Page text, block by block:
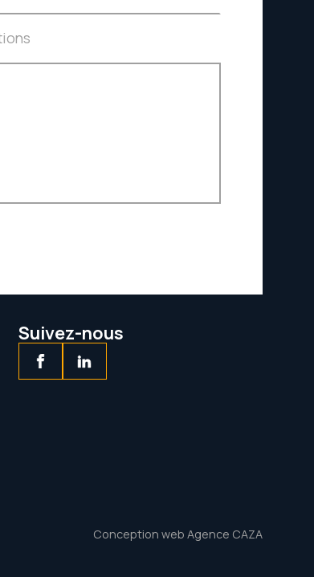
Suivez-nous
Conception web Agence CAZA